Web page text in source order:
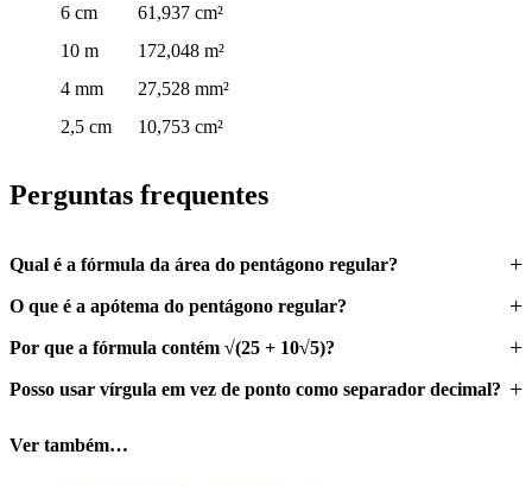
6 cm
61,937 cm²
10 m
172,048 m²
4 mm
27,528 mm²
2,5 cm
10,753 cm²
Perguntas frequentes
Qual é a fórmula da área do pentágono regular?
O que é a apótema do pentágono regular?
Por que a fórmula contém √(25 + 10√5)?
Posso usar vírgula em vez de ponto como separador decimal?
Ver também…